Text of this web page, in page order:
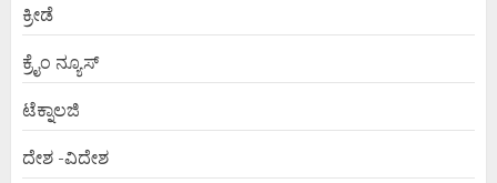
ಕ್ರೀಡೆ
ಕ್ರೈಂ ನ್ಯೂಸ್
ಟೆಕ್ನಾಲಜಿ
ದೇಶ -ವಿದೇಶ